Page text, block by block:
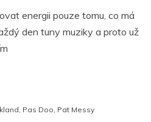
energii pouze tomu, co má
den tuny muziky a proto už
Pas Doo Pat Messy